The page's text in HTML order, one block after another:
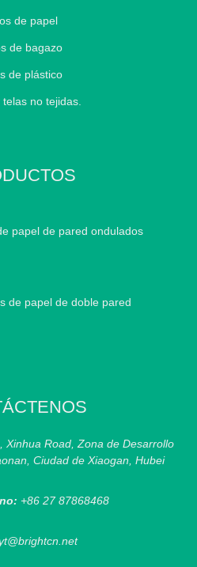
de papel
de bagazo
de plástico
telas no tejidas.
papel de pared ondulados
de papel de doble pared
Xinhua Road, Zona de Desarrollo
Ciudad de Xiaogan, Hubei
+86 27 87868468